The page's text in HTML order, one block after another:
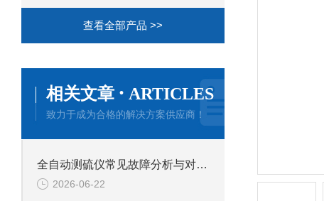
查看全部产品 >>
相关文章 · ARTICLES
致力于成为合格的解决方案供应商！
全自动测硫仪常见故障分析与对应解决策略分享
2026-06-22